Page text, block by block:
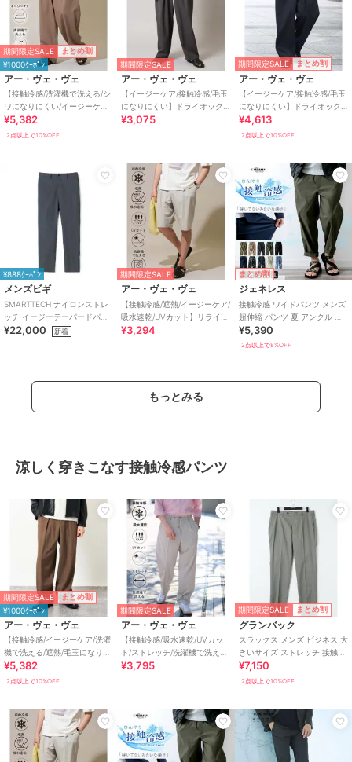
期間限定SALE まとめ割
¥1000ｸｰﾎﾟﾝ
アー・ヴェ・ヴェ
【接触冷感/洗濯機で洗える/シ
ワになりにくい/イージーケア/
ストレッチ】オックスストレ
ッチオーバーパ
¥5,382
2点以上で10%OFF
期間限定SALE
アー・ヴェ・ヴェ
【イージーケア/接触冷感/毛玉
になりにくい】ドライオック
スオーバーパンツ
¥3,075
期間限定SALE まとめ割
アー・ヴェ・ヴェ
【イージーケア/接触冷感/毛玉
になりにくい】ドライオック
スバレルレッグイージーパン
ツ
¥4,613
2点以上で10%OFF
¥888ｸｰﾎﾟﾝ
メンズビギ
SMARTTECH ナイロンストレ
ッチ イージーテーパードパン
ツ＜接触冷感/ストレッチ/防シ
¥22,000 新着
期間限定SALE
アー・ヴェ・ヴェ
【接触冷感/遮熱/イージーケア/
吸水速乾/UVカット】リライ
ト １タックハーフパンツ
¥3,294
まとめ割
ジェネレス
接触冷感 ワイドパンツ メンズ
超伸縮 パンツ 夏 アンクル 涼
しい 吸水速乾 ストレッチ ルー
ズ
¥5,390
2点以上で8%OFF
もっとみる
涼しく穿きこなす接触冷感パンツ
期間限定SALE まとめ割
¥1000ｸｰﾎﾟﾝ
アー・ヴェ・ヴェ
【接触冷感/イージーケア/洗濯
機で洗える/遮熱/毛玉になりに
くい/ストレッチ】ライトオッ
クスストレッ
¥5,382
2点以上で10%OFF
期間限定SALE
アー・ヴェ・ヴェ
【接触冷感/吸水速乾/UVカッ
ト/ストレッチ/洗濯機で洗える/
イージーケア】リライト １
¥3,795
期間限定SALE まとめ割
グランバック
スラックス メンズ ビジネス 大
きいサイズ ストレッチ 接触冷
感 速乾 ウォッシャブル ノータ
ック
¥7,150
2点以上で10%OFF